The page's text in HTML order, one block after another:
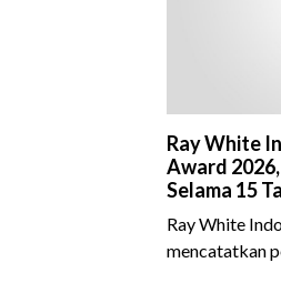
Ray White
Award
Selama 15
Ray White
mencatatkan